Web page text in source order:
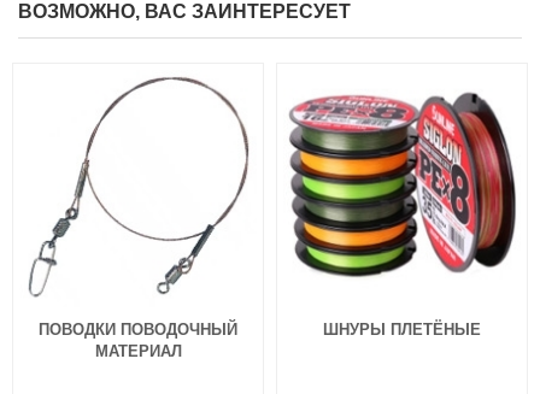
ВОЗМОЖНО, ВАС ЗАИНТЕРЕСУЕТ
ПОВОДКИ ПОВОДОЧНЫЙ
МАТЕРИАЛ
ШНУРЫ ПЛЕТЁНЫЕ